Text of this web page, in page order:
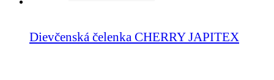
Dievčenská čelenka CHERRY JAPITEX